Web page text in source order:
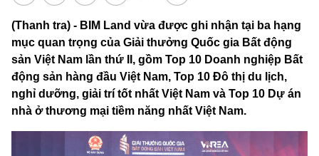
(Thanh tra) - BIM Land vừa được ghi nhận tại ba hạng
mục quan trọng của Giải thưởng Quốc gia Bất động
sản Việt Nam lần thứ II, gồm Top 10 Doanh nghiệp Bất
động sản hàng đầu Việt Nam, Top 10 Đô thị du lịch,
nghỉ dưỡng, giải trí tốt nhất Việt Nam và Top 10 Dự án
nhà ở thương mại tiềm năng nhất Việt Nam.